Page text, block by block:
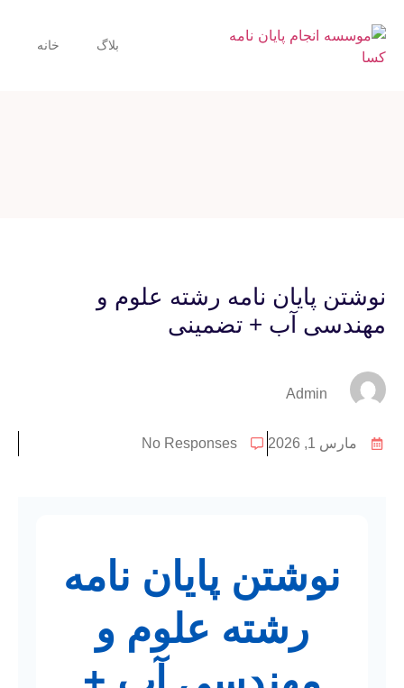
خانه بلاگ
نوشتن پایان نامه رشته علوم و
مهندسی آب + تضمینی
Admin
مارس 1, 2026 No Responses
نوشتن پایان نامه
رشته علوم و